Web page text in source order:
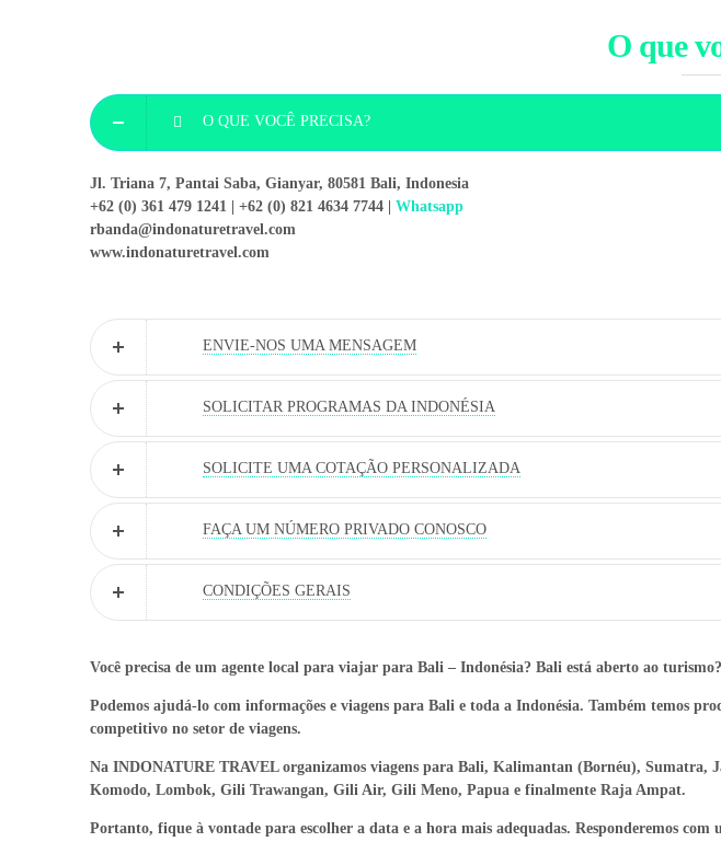
O que
O QUE VOCÊ PRECISA?
Jl. Triana 7, Pantai Saba, Gianyar, 80581 Bali, Indonesia
+62 (0) 361 479 1241 | +62 (0) 821 4634 7744 | Whatsapp
rbanda@indonaturetravel.com
www.indonaturetravel.com
ENVIE-NOS UMA MENSAGEM
SOLICITAR PROGRAMAS DA INDONÉSIA
SOLICITE UMA COTAÇÃO PERSONALIZADA
FAÇA UM NÚMERO PRIVADO CONOSCO
CONDIÇÕES GERAIS
Você precisa de um agente local para viajar para Bali – Indonésia? Bali está aberto ao
Podemos ajudá-lo com informações e viagens para Bali e toda a Indonésia. Também temos
competitivo no setor de viagens.
Na INDONATURE TRAVEL organizamos viagens para Bali, Kalimantan (Bornéu),
Komodo, Lombok, Gili Trawangan, Gili Air, Gili Meno, Papua e finalmente Raja Ampat.
Portanto, fique à vontade para escolher a data e a hora mais adequadas. Responderemos